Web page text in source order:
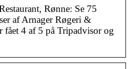
Rønne: Se 75
af Arnager Røgeri &
fået 4 af 5 på Tripadvisor og